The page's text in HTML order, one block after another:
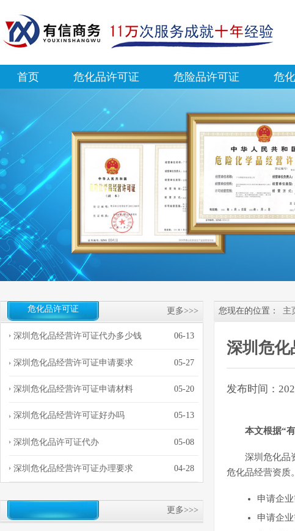
首页 危化品许可证 危险品许可证 危
危化品许可证 更多>>>
深圳危化品经营许可证代办多少钱 06-13
深圳危化品经营许可证申请要求 05-27
深圳危化品经营许可证申请材料 05-20
深圳危化品经营许可证好办吗 05-13
深圳危化品许可证代办 05-08
深圳危化品经营许可证办理要求 04-28
更多>>>
您现在的位置： 主
深圳危化
发布时间：
本文根据“
深圳危化品
危化品经营资质
申请企
申请企